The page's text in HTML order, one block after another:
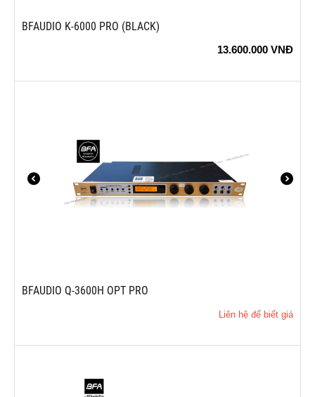
BFAUDIO K-6000 PRO (BLACK)
13.600.000 VNĐ
BFAUDIO Q-3600H OPT PRO
Liên hệ để biết giá